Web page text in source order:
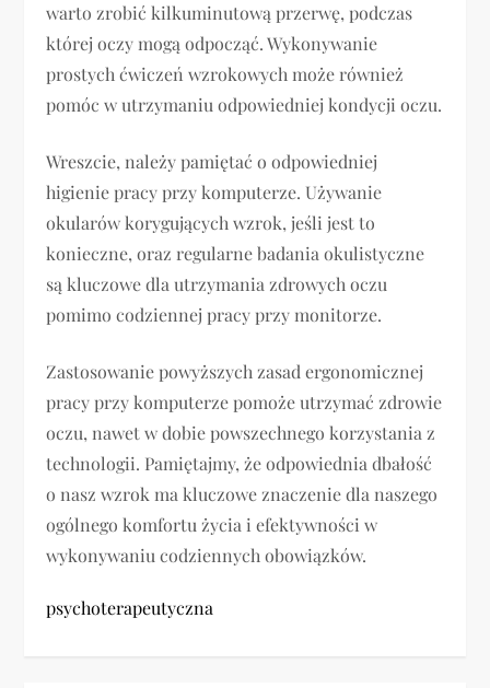
warto zrobić kilkuminutową przerwę, podczas
której oczy mogą odpocząć. Wykonywanie
prostych ćwiczeń wzrokowych może również
pomóc w utrzymaniu odpowiedniej kondycji oczu.
Wreszcie, należy pamiętać o odpowiedniej
higienie pracy przy komputerze. Używanie
okularów korygujących wzrok, jeśli jest to
konieczne, oraz regularne badania okulistyczne
są kluczowe dla utrzymania zdrowych oczu
pomimo codziennej pracy przy monitorze.
Zastosowanie powyższych zasad ergonomicznej
pracy przy komputerze pomoże utrzymać zdrowie
oczu, nawet w dobie powszechnego korzystania z
technologii. Pamiętajmy, że odpowiednia dbałość
o nasz wzrok ma kluczowe znaczenie dla naszego
ogólnego komfortu życia i efektywności w
wykonywaniu codziennych obowiązków.
psychoterapeutyczna